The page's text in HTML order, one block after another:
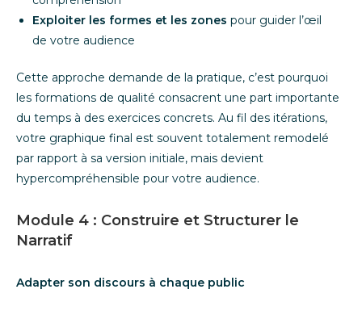
Exploiter les formes et les zones pour guider l’œil
de votre audience
Cette approche demande de la pratique, c’est pourquoi
les formations de qualité consacrent une part importante
du temps à des exercices concrets. Au fil des itérations,
votre graphique final est souvent totalement remodelé
par rapport à sa version initiale, mais devient
hypercompréhensible pour votre audience.
Module 4 : Construire et Structurer le
Narratif
Adapter son discours à chaque public